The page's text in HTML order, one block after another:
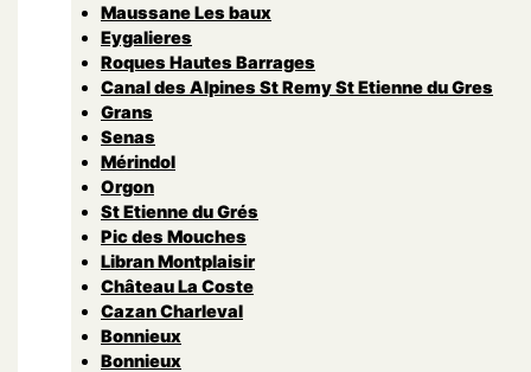
Maussane Les baux
Eygalieres
Roques Hautes Barrages
Canal des Alpines St Remy St Etienne du Gres
Grans
Senas
Mérindol
Orgon
St Etienne du Grés
Pic des Mouches
Libran Montplaisir
Château La Coste
Cazan Charleval
Bonnieux
Bonnieux